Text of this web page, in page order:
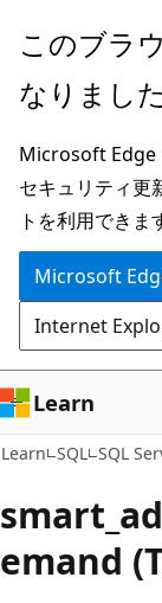
メ
ン
ン
テ
ン
ツ
に
ス
キ
ッ
プ
このブラ
なりました
Microsoft Edge
セキュリティ更
トを利用できま
Microsoft
Internet
Learn
Learn SQL SQL
emand